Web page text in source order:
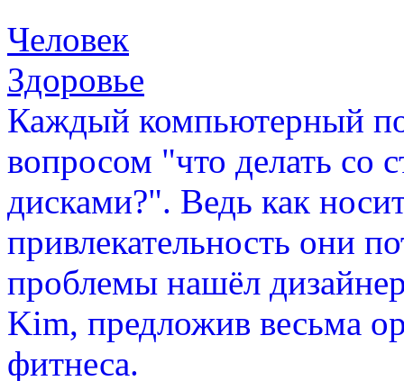
Человек
Здоровье
Каждый компьютерный
вопросом "что делать
дисками?". Ведь как
привлекательность они
проблемы нашёл
Kim, предложив весьма
фитнеса.